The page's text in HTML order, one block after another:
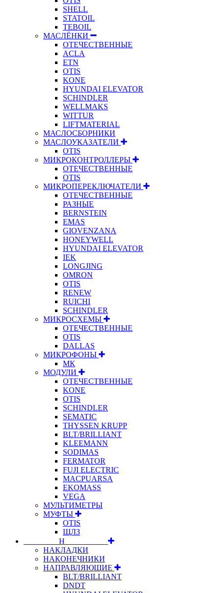
SHELL
STATOIL
TEBOIL
МАСЛЁНКИ
ОТЕЧЕСТВЕННЫЕ
ACLA
ETN
OTIS
KONE
HYUNDAI ELEVATOR
SCHINDLER
WELLMAKS
WITTUR
LIFTMATERIAL
МАСЛОСБОРНИКИ
МАСЛОУКАЗАТЕЛИ
OTIS
МИКРОКОНТРОЛЛЕРЫ
ОТЕЧЕСТВЕННЫЕ
OTIS
МИКРОПЕРЕКЛЮЧАТЕЛИ
ОТЕЧЕСТВЕННЫЕ
РАЗНЫЕ
BERNSTEIN
EMAS
GIOVENZANA
HONEYWELL
HYUNDAI ELEVATOR
IEK
LONGJING
OMRON
OTIS
RENEW
RUICHI
SCHINDLER
МИКРОСХЕМЫ
ОТЕЧЕСТВЕННЫЕ
OTIS
DALLAS
МИКРОФОНЫ
МК
МОДУЛИ
ОТЕЧЕСТВЕННЫЕ
KONE
OTIS
SCHINDLER
SEMATIC
THYSSEN KRUPP
BLT/BRILLIANT
KLEEMANN
SODIMAS
FERMATOR
FUJI ELECTRIC
MACPUARSA
EKOMASS
VEGA
МУЛЬТИМЕТРЫ
МУФТЫ
OTIS
ЩЛЗ
⠀⠀⠀⠀⠀⠀Н⠀⠀⠀⠀⠀⠀⠀
НАКЛАДКИ
НАКОНЕЧНИКИ
НАПРАВЛЯЮЩИЕ
BLT/BRILLIANT
DNDT